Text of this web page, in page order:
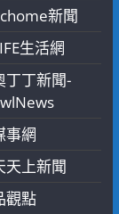
新聞
生活網
丁丁新聞-
事網
天上新聞
觀點